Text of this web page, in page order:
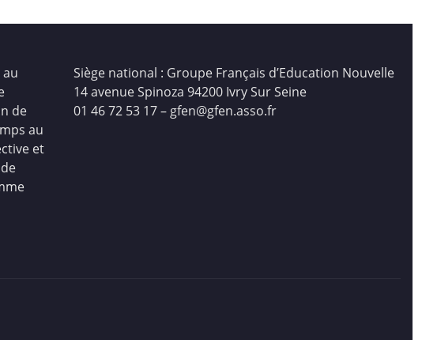
au
de
au
et
Siège national : Groupe Français d’Education Nouvelle
14 avenue Spinoza 94200 Ivry Sur Seine
01 46 72 53 17 – gfen@gfen.asso.fr